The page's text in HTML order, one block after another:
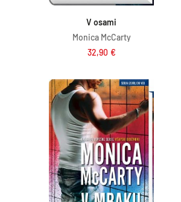
V osami
Monica McCarty
32,90 €